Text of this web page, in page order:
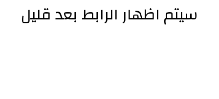
سيتم اظهار الرابط بعد قليل